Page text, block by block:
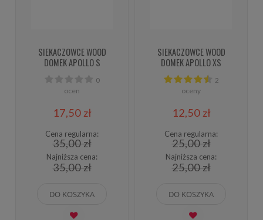
SIEKACZOWCE WOOD
DOMEK APOLLO S
0
ocen
17,50 zł
Cena regularna:
35,00 zł
Najniższa cena:
35,00 zł
DO KOSZYKA
SIEKACZOWCE WOOD
DOMEK APOLLO XS
2
oceny
12,50 zł
Cena regularna:
25,00 zł
Najniższa cena:
25,00 zł
DO KOSZYKA